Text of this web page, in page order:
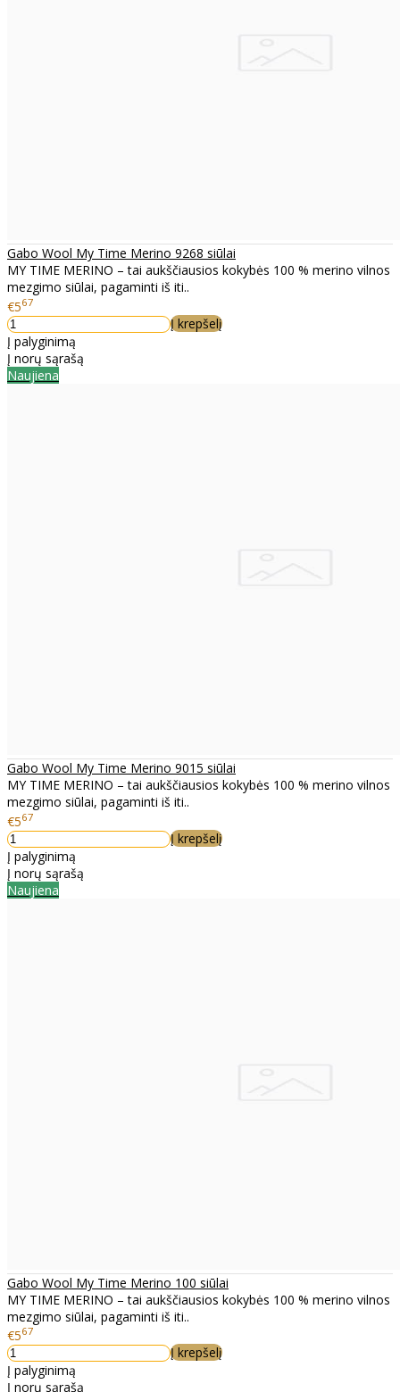
Gabo Wool My Time Merino 9268 siūlai
MY TIME MERINO – tai aukščiausios kokybės 100 % merino vilnos
mezgimo siūlai, pagaminti iš iti..
€567
Į krepšelį
Į palyginimą
Į norų sąrašą
Naujiena
Gabo Wool My Time Merino 9015 siūlai
MY TIME MERINO – tai aukščiausios kokybės 100 % merino vilnos
mezgimo siūlai, pagaminti iš iti..
€567
Į krepšelį
Į palyginimą
Į norų sąrašą
Naujiena
Gabo Wool My Time Merino 100 siūlai
MY TIME MERINO – tai aukščiausios kokybės 100 % merino vilnos
mezgimo siūlai, pagaminti iš iti..
€567
Į krepšelį
Į palyginimą
Į norų sąrašą